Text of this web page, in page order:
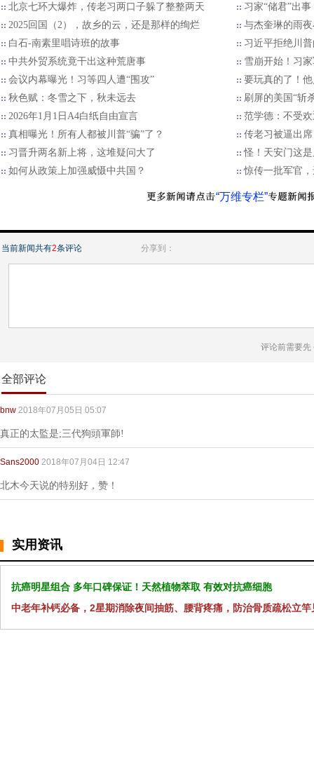
北京七环大爆炸，传老习两口子躲了整整两天
习家“储君”出
2025回国（2），故乡的云，还是那样的绚烂
与杰奎琳的雨
白石-南素里唱诗班的故事
习近平拒绝川普
中共外贸系统竟干出这种荒唐事
雪崩开始！习
会议内幕曝光！习等四人遭“围攻”
要玩真的了！
秋色赋：冬雪之下，秋未远去
刷屏的美国“斩
2026年1月1日A4白纸自由宣言
范学德：不受
真相曝光！所有人都被川普“骗”了？
传老习被逼出
习晋升两名新上将，这堆疑问大了
怪！天安门这
如何从政策上加强威慑中共国？
惊传一批军官
“万维专栏”
当前新闻共有2条评论 分享到：
评论前需要先
全部评论
bnw 2018年07月05日 05:07
真正的太監是;三代狗頭軍師!
Sans2000 2018年07月04日 12:47
北木今天说的特别好，赞！
实用资讯
抗癌明星组合 多年口碑保证！天然植物萃取 有效对抗癌细胞
中老年补钙必备，2星期消除夜间抽筋、腰背疼痛，防治骨质疏松立竿